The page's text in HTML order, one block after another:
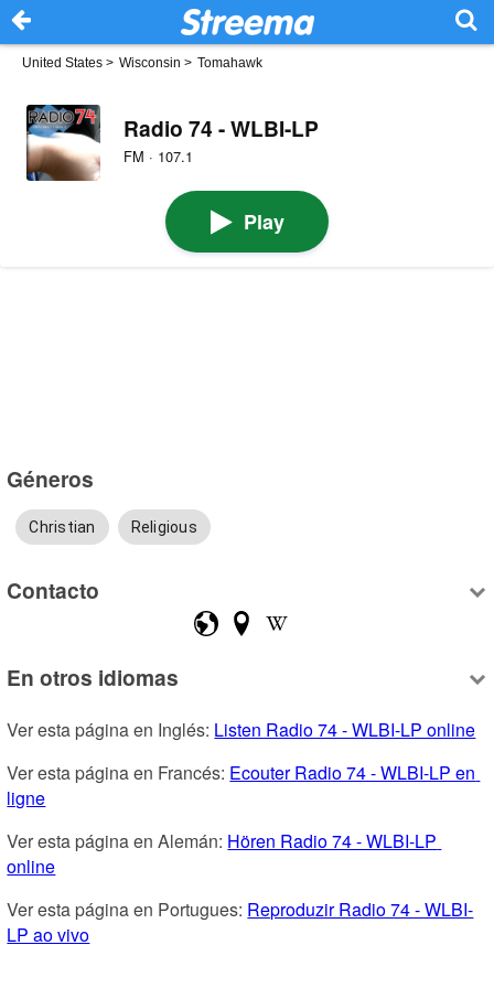
United States > Wisconsin > Tomahawk
Radio 74 - WLBI-LP
FM · 107.1
Play
Géneros
Christian Religious
Contacto
En otros idiomas
Ver esta página en Inglés: Listen Radio 74 - WLBI-LP online
Ver esta página en Francés: Ecouter Radio 74 - WLBI-LP en
ligne
Ver esta página en Alemán: Hören Radio 74 - WLBI-LP
online
Ver esta página en Portugues: Reproduzir Radio 74 - WLBI-
LP ao vivo